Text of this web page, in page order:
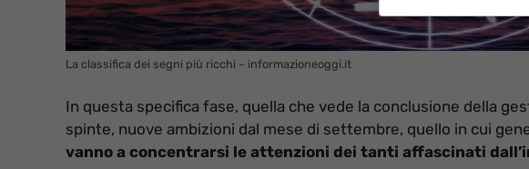
La classifica dei segni più ricchi – informazioneoggi.it
In questa specifica fase, quella che vede la conclusione della
spinte, nuove ambizioni dal mese di settembre, quello in cui
vanno a concentrarsi le attenzioni dei tanti affascinati